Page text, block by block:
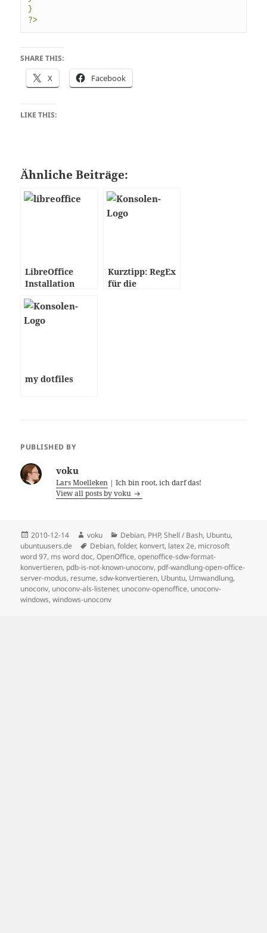
}
?>
SHARE THIS:
X Facebook
LIKE THIS:
Ähnliche Beiträge:
LibreOffice
Installation
Ubuntu
Kurztipp: RegEx
für die
my dotfiles
PUBLISHED BY
voku
Lars Moelleken | Ich bin root, ich darf das!
View all posts by voku
Posted
on
2010-12-14 Author
voku Categories
Debian, PHP,Shell / Bash, Ubuntu,
ubuntuusers.de
Tags
Debian,folder, konvert, latex 2e, microsoft
word 97, ms word doc,OpenOffice,openoffice-sdw-format-
konvertieren, pdb-is-not-known-unoconv, pdf-wandlung-open-office-
server-modus, resume,sdw-konvertieren, Ubuntu, Umwandlung,
unoconv, unoconv-als-listener, unoconv-openoffice, unoconv-
windows,windows-unoconv